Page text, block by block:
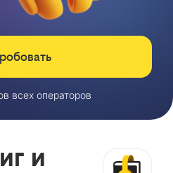
всех операторов
и